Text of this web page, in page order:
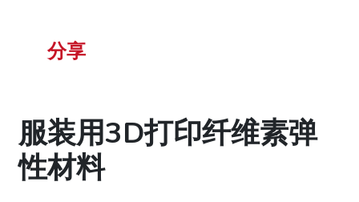
分享
服装用3D打印纤维素弹
性材料